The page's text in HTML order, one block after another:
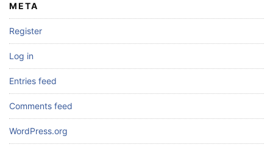
META
Register
Log in
Entries feed
Comments feed
WordPress.org